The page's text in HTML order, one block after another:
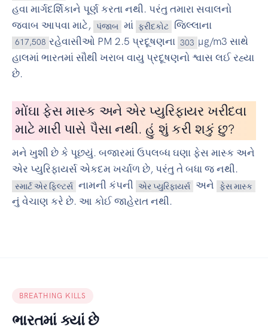
હવા માર્ગદર્શિકાને પૂર્ણ કરતા નથી. પરંતુ તમારા સવાલનો
જવાબ આપવા માટે,
પંજાબ માં ફરીદકોટ જિલ્લાના
617,508 રહેવાસીઓ PM 2.5 પ્રદૂષણના 303 µg/m3 સાથે
હાલમાં ભારતમાં સૌથી ખરાબ વાયુ પ્રદૂષણનો શ્વાસ લઈ રહ્યા
છે.
મોંઘા ફેસ માસ્ક અને એર પ્યુરિફાયર ખરીદવા
માટે મારી પાસે પૈસા નથી. હું શું કરી શકું છુ?
મને ખુશી છે કે પૂછયું. બજારમાં ઉપલબ્ધ ઘણા ફેસ માસ્ક અને
એર પ્યુરિફાયર્સ એકદમ ખર્ચાળ છે, પરંતુ તે બધા જ નથી.
સ્માર્ટ એર ફિલ્ટર્સ નામની કંપની એર પ્યુરિફાયર્સ અને ફેસ માસ્ક
નું વેચાણ કરે છે. આ કોઈ જાહેરાત નથી.
BREATHING KILLS
ભારતમાં ક્યાં છે